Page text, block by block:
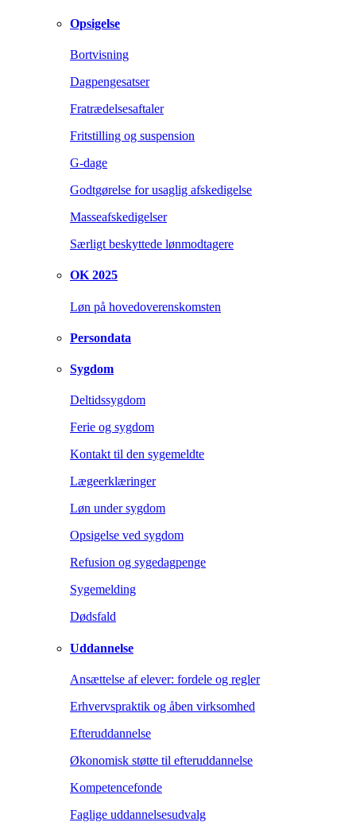
Opsigelse
Bortvisning
Dagpengesatser
Fratrædelsesaftaler
Fritstilling og suspension
G-dage
Godtgørelse for usaglig afskedigelse
Masseafskedigelser
Særligt beskyttede lønmodtagere
OK 2025
Løn på hovedoverenskomsten
Persondata
Sygdom
Deltidssygdom
Ferie og sygdom
Kontakt til den sygemeldte
Lægeerklæringer
Løn under sygdom
Opsigelse ved sygdom
Refusion og sygedagpenge
Sygemelding
Dødsfald
Uddannelse
Ansættelse af elever: fordele og regler
Erhvervspraktik og åben virksomhed
Efteruddannelse
Økonomisk støtte til efteruddannelse
Kompetencefonde
Faglige uddannelsesudvalg